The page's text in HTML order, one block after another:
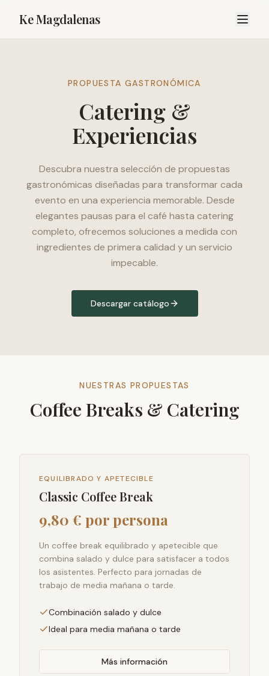
Ke Magdalenas
PROPUESTA GASTRONÓMICA
Catering &
Experiencias
Descubra nuestra selección de propuestas
gastronómicas diseñadas para transformar cada
evento en una experiencia memorable. Desde
elegantes pausas para el café hasta catering
completo, ofrecemos soluciones a medida con
ingredientes de primera calidad y un servicio
impecable.
Descargar catálogo
NUESTRAS PROPUESTAS
Coffee Breaks & Catering
EQUILIBRADO Y APETECIBLE
Classic Coffee Break
9,80 € por persona
Un coffee break equilibrado y apetecible que
combina salado y dulce para satisfacer a todos
los asistentes. Perfecto para jornadas de
trabajo de media mañana o tarde.
Combinación salado y dulce
Ideal para media mañana o tarde
Más información